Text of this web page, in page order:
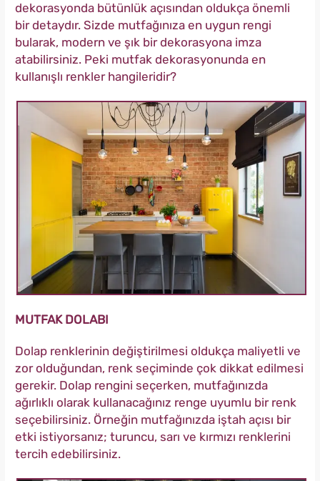
dekorasyonda bütünlük açısından oldukça önemli
bir detaydır. Sizde mutfağınıza en uygun rengi
bularak, modern ve şık bir dekorasyona imza
atabilirsiniz. Peki mutfak dekorasyonunda en
kullanışlı renkler hangileridir?
MUTFAK DOLABI
Dolap renklerinin değiştirilmesi oldukça maliyetli ve
zor olduğundan, renk seçiminde çok dikkat edilmesi
gerekir. Dolap rengini seçerken, mutfağınızda
ağırlıklı olarak kullanacağınız renge uyumlu bir renk
seçebilirsiniz. Örneğin mutfağınızda iştah açısı bir
etki istiyorsanız; turuncu, sarı ve kırmızı renklerini
tercih edebilirsiniz.